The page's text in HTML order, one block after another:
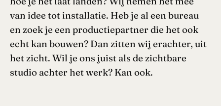
van idee tot installatie. Heb je al een bureau
en zoek je een productiepartner die het ook
echt kan bouwen? Dan zitten wij erachter, uit
het zicht. Wil je ons juist als de zichtbare
studio achter het werk? Kan ook.